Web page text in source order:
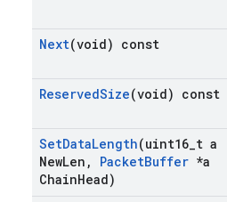
Next(void) const
ReservedSize(void) const
SetDataLength(uint16 t a
NewLen , PacketBuffer *a
ChainHead)